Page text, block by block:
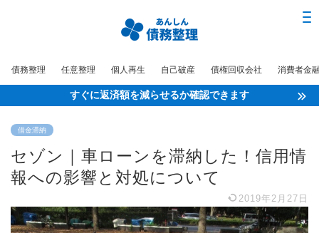
債務整理 任意整理 個人再生 自己破産 債権回収会社 消費者金
すぐに返済額を減らせるか確認できます
借金滞納
セゾン｜車ローンを滞納した！信用情
報への影響と対処について
2019年2月27日